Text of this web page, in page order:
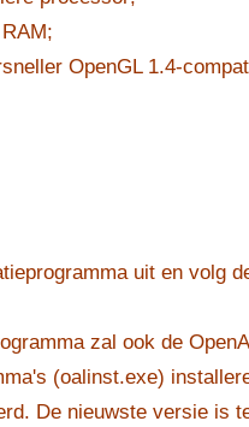
OpenGL 1.4-
uit en volg
zal ook de
(oalinst.exe)
De nieuwste versie is